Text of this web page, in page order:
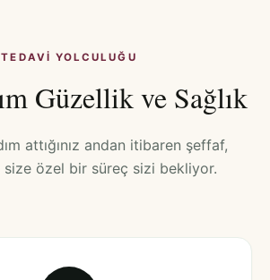
TEDAVI YOLCULUĞU
Güzellik ve Sağlık
attığınız andan itibaren şeffaf,
özel bir süreç sizi bekliyor.